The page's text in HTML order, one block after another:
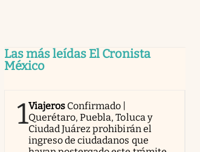
Las más leídas El Cronista
México
1Viajeros Confirmado |
Querétaro, Puebla, Toluca y
Ciudad Juárez prohibirán el
ingreso de ciudadanos que